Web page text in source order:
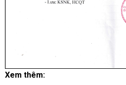
Xem thêm: